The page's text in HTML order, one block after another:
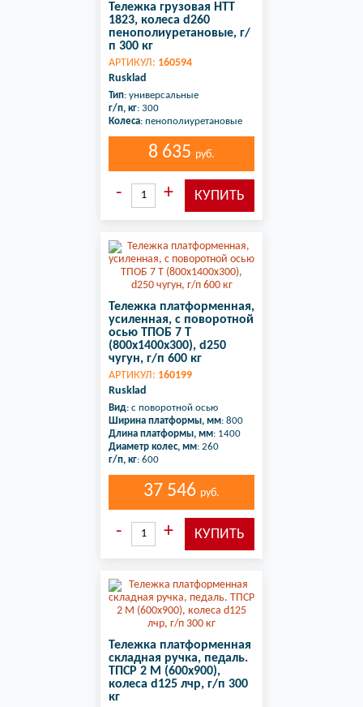
Тележка грузовая НТТ
1823, колеса d260
пенополиуретановые, г/
п 300 кг
АРТИКУЛ: 160594
Rusklad
Тип: универсальные
г/п, кг: 300
Колеса: пенополиуретановые
8 635 руб.
Тележка платформенная,
усиленная, с поворотной
осью ТПОБ 7 Т
(800х1400х300), d250
чугун, г/п 600 кг
АРТИКУЛ: 160199
Rusklad
Вид: с поворотной осью
Ширина платформы, мм: 800
Длина платформы, мм: 1400
Диаметр колес, мм: 260
г/п, кг: 600
37 546 руб.
Тележка платформенная
складная ручка, педаль.
ТПСР 2 М (600х900),
колеса d125 лчр, г/п 300
кг